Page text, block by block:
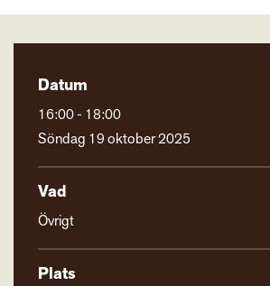
Datum
16:00 - 18:00
Söndag 19 oktober 2025
Vad
Övrigt
Plats